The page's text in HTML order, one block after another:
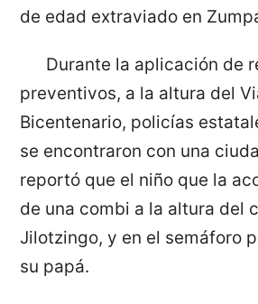
de edad extraviado en
Durante la aplicación de
preventivos, a la altura del
Bicentenario, policías
se encontraron con una
reportó que el niño que la
de una combi a la altura del
Jilotzingo, y en el semáforo
su papá.